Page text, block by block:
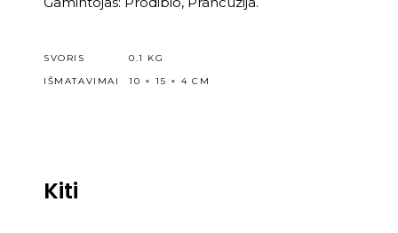
SVORIS
0.1 KG
IŠMATAVIMAI
10 × 15 × 4 CM
Kiti